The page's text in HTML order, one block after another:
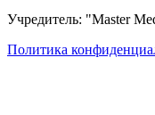
Учредитель: "Master
Политика